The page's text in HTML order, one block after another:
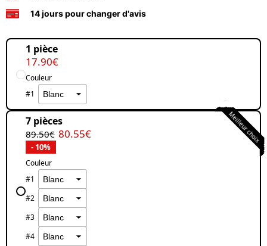
14 jours pour changer d'avis
1 pièce
17.90€
Couleur
#1
Meilleur choix
7 pièces
89.50€ 80.55€
- 10%
Couleur
#1
#2
#3
#4